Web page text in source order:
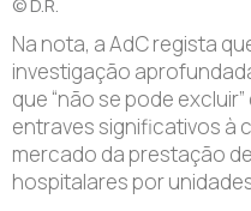
Na nota, a AdC regista
investigação
que “não se pode
entraves significativos à
mercado da prestação
hospitalares por unidades